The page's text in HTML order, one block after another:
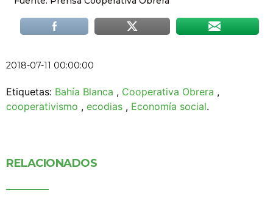
2018-07-11 00:00:00
Etiquetas: Bahía Blanca , Cooperativa Obrera ,
cooperativismo , ecodias , Economía social.
RELACIONADOS